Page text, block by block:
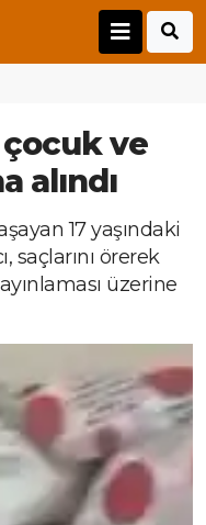
çocuk ve
alındı
17 yaşındaki
saçlarını örerek
üzerine